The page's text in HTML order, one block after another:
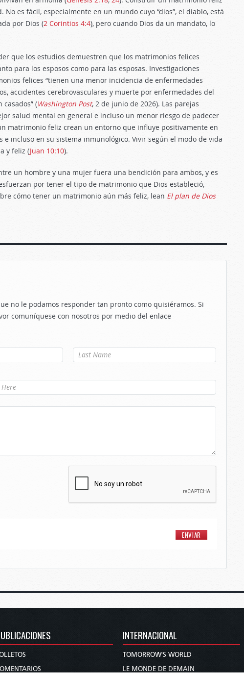
es fácil, especialmente en un mundo cuyo “dios”, el diablo, está
por Dios (2 Corintios 4:4), pero cuando Dios da un mandato, lo
que los estudios demuestren que los matrimonios felices
para los esposos como para las esposas. Investigaciones
felices “tienen una menor incidencia de enfermedades
accidentes cerebrovasculares y muerte por enfermedades del
(Washington Post, 2 de junio de 2026). Las parejas
salud mental en general e incluso un menor riesgo de padecer
matrimonio feliz crean un entorno que influye positivamente en
e incluso en su sistema inmunológico. Vivir según el modo de vida
y feliz (Juan 10:10).
un hombre y una mujer fuera una bendición para ambos, y es
por tener el tipo de matrimonio que Dios estableció,
cómo tener un matrimonio aún más feliz, lean El plan de Dios
no le podamos responder tan pronto como quisiéramos. Si
comuníquese con nosotros por medio del enlace
Apellido*
INTERNACIONAL
TOMORROW'S WORLD
LE MONDE DE DEMAIN